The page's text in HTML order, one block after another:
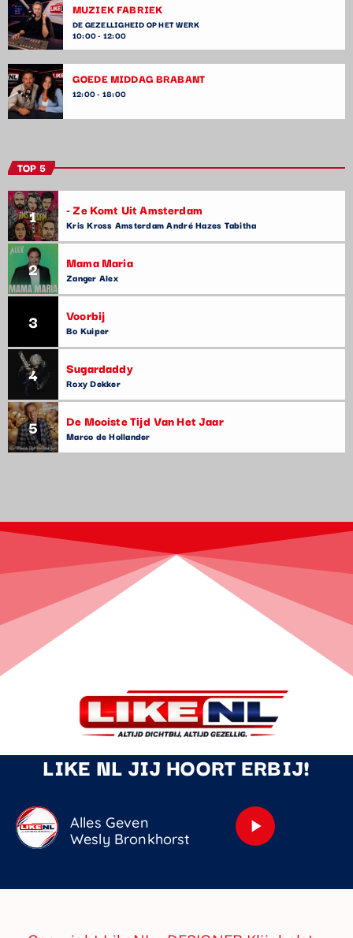
MUZIEK FABRIEK
DE GEZELLIGHEID OP HET WERK
10:00 - 12:00
GOEDE MIDDAG BRABANT
12:00 - 18:00
TOP 5
1 - Ze Komt Uit Amsterdam
Kris Kross Amsterdam André Hazes Tabitha
2 Mama Maria
Zanger Alex
3 Voorbij
Bo Kuiper
4 Sugardaddy
Roxy Dekker
5 De Mooiste Tijd Van Het Jaar
Marco de Hollander
LIKE NL JIJ HOORT ERBIJ!
Alles Geven
Wesly Bronkhorst
play_arrow